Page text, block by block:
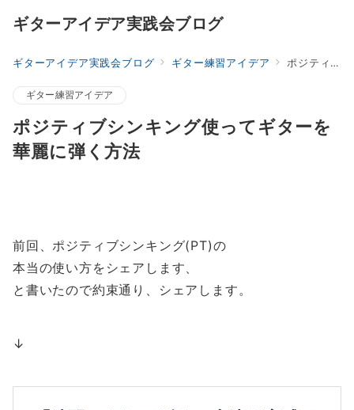
ギターアイデア実践会ブログ
ギターアイデア実践会ブログ ギター練習アイデア ポジティブシンキング使ってギターを華麗に弾く方法
ギター練習アイデア
ポジティブシンキング使ってギターを
華麗に弾く方法
前回、ポジティブシンキング(PT)の
本当の使い方をシェアします、
と書いたので約束通り、シェアします。
↓